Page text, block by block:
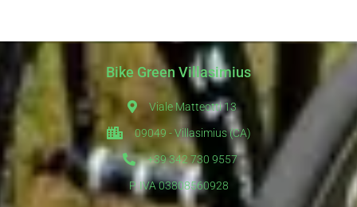
Bike Green Villasimius
Viale Matteotti 13
09049 - Villasimius (CA)
+39 342 730 9557
P. IVA 03808560928